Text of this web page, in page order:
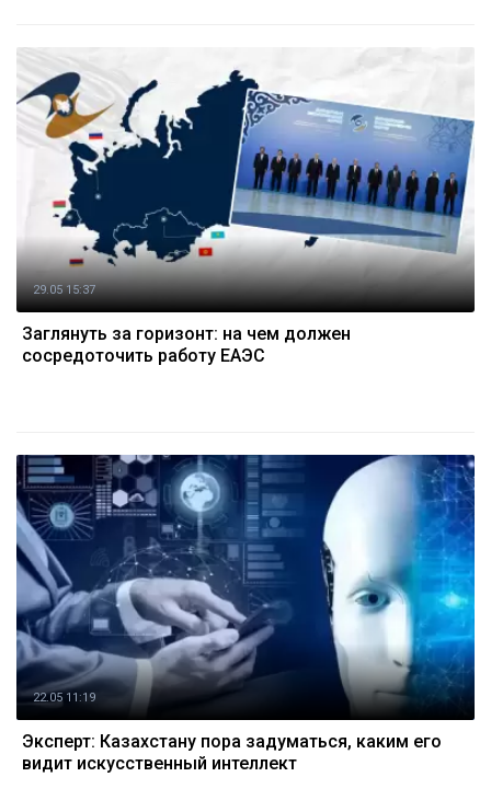
29.05 15:37
Заглянуть за горизонт: на чем должен
сосредоточить работу ЕАЭС
22.05 11:19
Эксперт: Казахстану пора задуматься, каким его
видит искусственный интеллект